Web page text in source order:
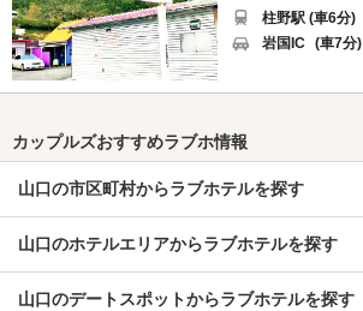
柱野駅 (車6分)
岩国IC (車7分)
カップルズおすすめラブホ情報
山口の市区町村からラブホテルを探す
山口のホテルエリアからラブホテルを探す
山口のデートスポットからラブホテルを探す